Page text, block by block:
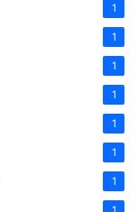
1
1
1
1
1
1
1